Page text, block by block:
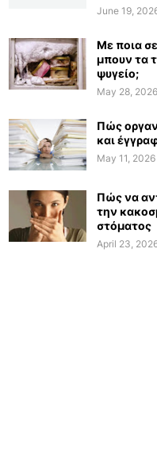
June 19,
Με ποια
μπουν τα
ψυγείο;
May 28, 2026
Πώς
και
May 11, 2026
Πώς να
την
στόματος
April 23,